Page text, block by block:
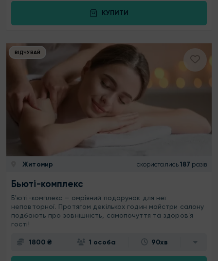
КУПИТИ
ВІДЧУВАЙ
Житомир скористались 187 разів
Бьюті-комплекс
Б'юті-комплекс — омріяний подарунок для неї
неповторної. Протягом декількох годин майстри салону
подбають про зовнішність, самопочуття та здоровʼя
гості!
1800 ₴ 1 особа 90хв